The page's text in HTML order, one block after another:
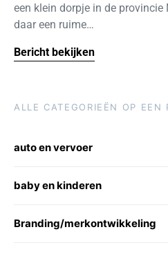
een klein dorpje in de
daar een ruime…
Bericht bekijken
ALLE CATEGORIEËN OP EEN
auto en vervoer
baby en kinderen
Branding/merkontwikkeling